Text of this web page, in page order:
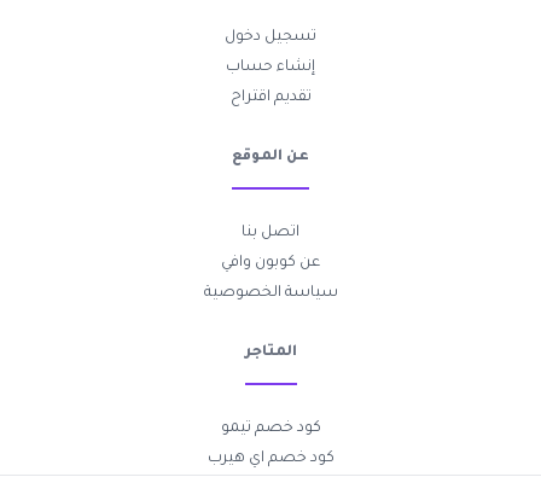
تسجيل دخول
إنشاء حساب
تقديم اقتراح
عن الموقع
اتصل بنا
عن كوبون وافي
سياسة الخصوصية
المتاجر
كود خصم تيمو
كود خصم اي هيرب